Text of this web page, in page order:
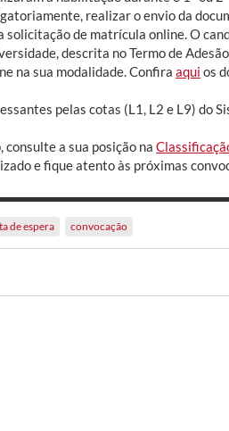
realizar o envio da
solicitação de matrícula online. O
descrita no Termo de
na sua modalidade. Confira aqui os
pelas cotas (L1, L2 e L9) do
consulte a sua posição na
e fique atento às próximas
de espera convocação